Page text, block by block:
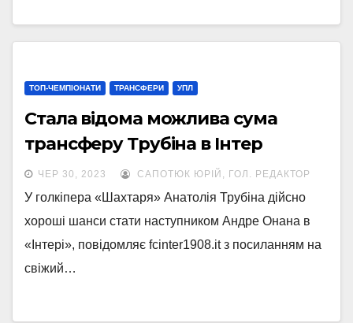
ТОП-ЧЕМПІОНАТИ ТРАНСФЕРИ УПЛ
Стала відома можлива сума
трансферу Трубіна в Інтер
ЧЕР 30, 2023 САПОТЮК ЮРІЙ, ГОЛ. РЕДАКТОР
У голкіпера «Шахтаря» Анатолія Трубіна дійсно
хороші шанси стати наступником Андре Онана в
«Інтері», повідомляє fcinter1908.it з посиланням на
свіжий…